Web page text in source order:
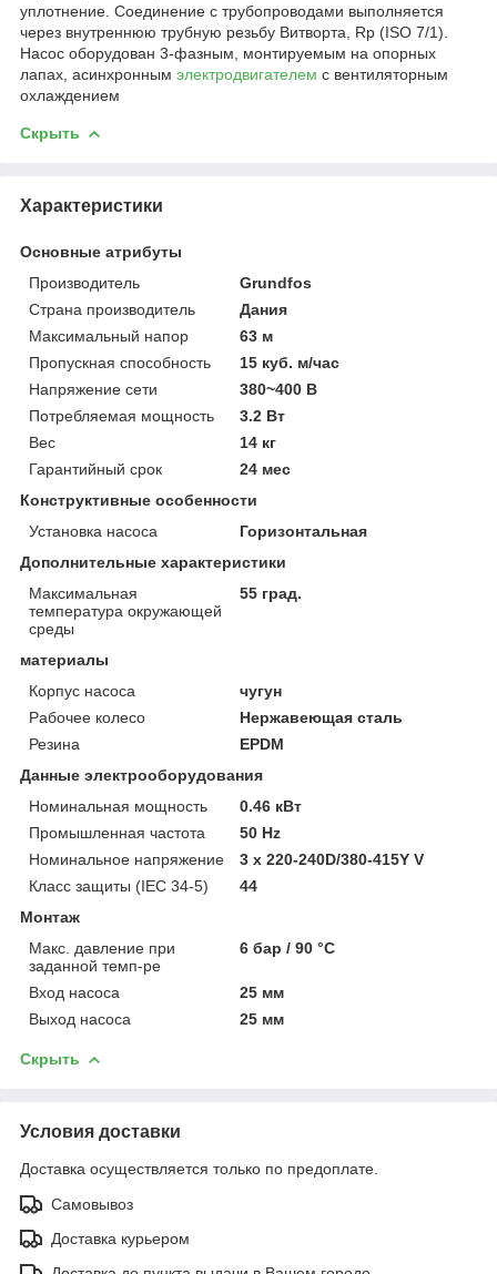
уплотнение. Соединение с трубопроводами выполняется
через внутреннюю трубную резьбу Витворта, Rp (ISO 7/1).
Насос оборудован 3-фазным, монтируемым на опорных
лапах, асинхронным электродвигателем с вентиляторным
охлаждением
Скрыть
Характеристики
Основные атрибуты
Производитель
Grundfos
Страна производитель
Дания
Максимальный напор
63 м
Пропускная способность
15 куб. м/час
Напряжение сети
380~400 В
Потребляемая мощность
3.2 Вт
Вес
14 кг
Гарантийный срок
24 мес
Конструктивные особенности
Установка насоса
Горизонтальная
Дополнительные характеристики
Максимальная
температура окружающей
среды
55 град.
материалы
Корпус насоса
чугун
Рабочее колесо
Нержавеющая сталь
Резина
EPDM
Данные электрооборудования
Номинальная мощность
0.46 кВт
Промышленная частота
50 Hz
Номинальное напряжение
3 x 220-240D/380-415Y V
Класс защиты (IEC 34-5)
44
Монтаж
Макс. давление при
заданной темп-ре
6 бар / 90 °C
Вход насоса
25 мм
Выход насоса
25 мм
Скрыть
Условия доставки
Доставка осуществляется только по предоплате.
Самовывоз
Доставка курьером